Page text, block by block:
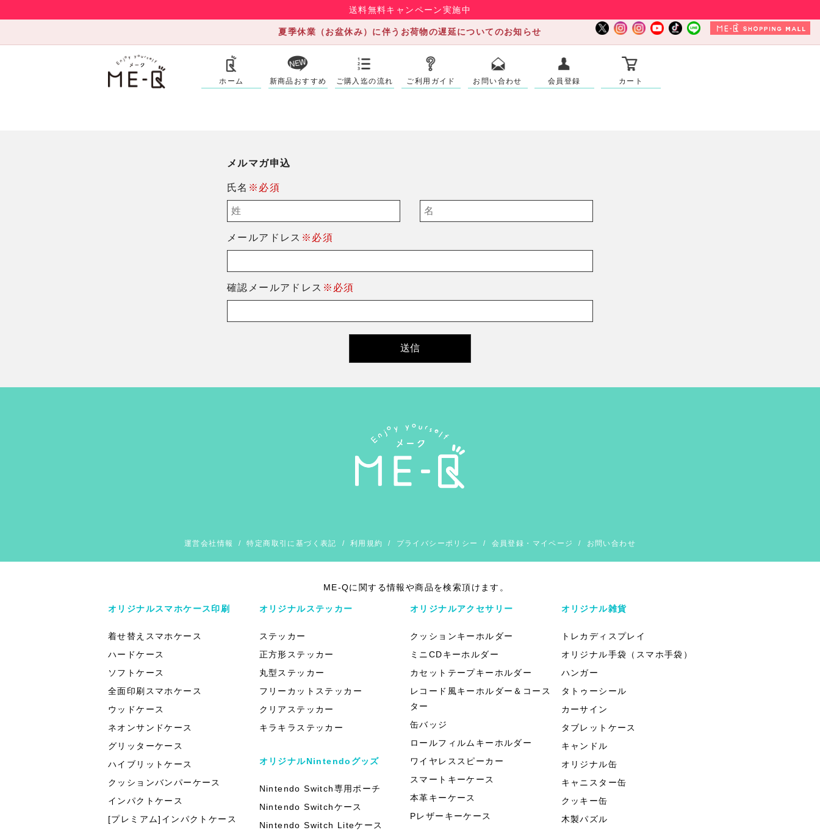
送料無料キャンペーン実施中
夏季休業（お盆休み）に伴うお荷物の遅延についてのお知らせ
ホーム 新商品おすすめ ご購入迄の流れ ご利用ガイド お問い合わせ 会員登録 カート
メルマガ申込
氏名 ※必須
メールアドレス ※必須
確認メールアドレス ※必須
運営会社情報 /特定商取引に基づく表記 / 利用規約 / プライバシーポリシー / 会員登録・マイページ / お問い合わせ
ME-Qに関する情報や商品を検索頂けます。
オリジナルスマホケース印刷
着せ替えスマホケース
ハードケース
ソフトケース
全面印刷スマホケース
ウッドケース
ネオンサンドケース
グリッターケース
ハイブリットケース
クッションバンパーケース
インパクトケース
[プレミアム]インパクトケース
オリジナルステッカー
ステッカー
正方形ステッカー
丸型ステッカー
フリーカットステッカー
クリアステッカー
キラキラステッカー
オリジナルNintendoグッズ
Nintendo Switch専用ポーチ
Nintendo Switchケース
Nintendo Switch Liteケース
オリジナルアクセサリー
クッションキーホルダー
ミニCDキーホルダー
カセットテープキーホルダー
レコード風キーホルダー＆コース
ター
缶バッジ
ロールフィルムキーホルダー
ワイヤレススピーカー
スマートキーケース
本革キーケース
Pレザーキーケース
オリジナル雑貨
トレカディスプレイ
オリジナル手袋（スマホ手袋）
ハンガー
タトゥーシール
カーサイン
タブレットケース
キャンドル
オリジナル缶
キャニスター缶
クッキー缶
木製パズル